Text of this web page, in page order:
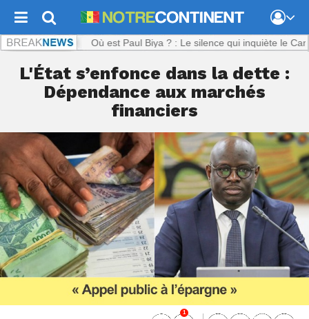
: Où est Paul Biya ? : Le silence qui inquiète le Cameroun
L'État s’enfonce dans la dette :
Dépendance aux marchés
financiers
1